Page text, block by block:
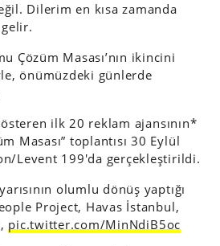
Dilerim en kısa zamanda
Çözüm Masası’nın ikincini
önümüzdeki günlerde
ilk 20 reklam ajansının*
Masası” toplantısı 30 Eylül
Levent 199'da gerçekleştirildi.
olumlu dönüş yaptığı
Project, Havas İstanbul,
pic.twitter.com/MinNdiB5oc